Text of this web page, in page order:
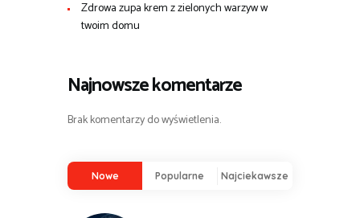
Zdrowa zupa krem z zielonych warzyw w
twoim domu
Najnowsze komentarze
Brak komentarzy do wyświetlenia.
Nowe Popularne Najciekawsze